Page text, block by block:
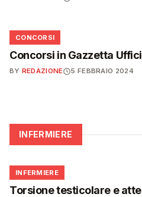
📋
CONCORSI
Concorsi in Gazzetta
BY REDAZIONE 5 FEBBRAIO 2024
INFERMIERE
🩺
INFERMIERE
Torsione testicolare e